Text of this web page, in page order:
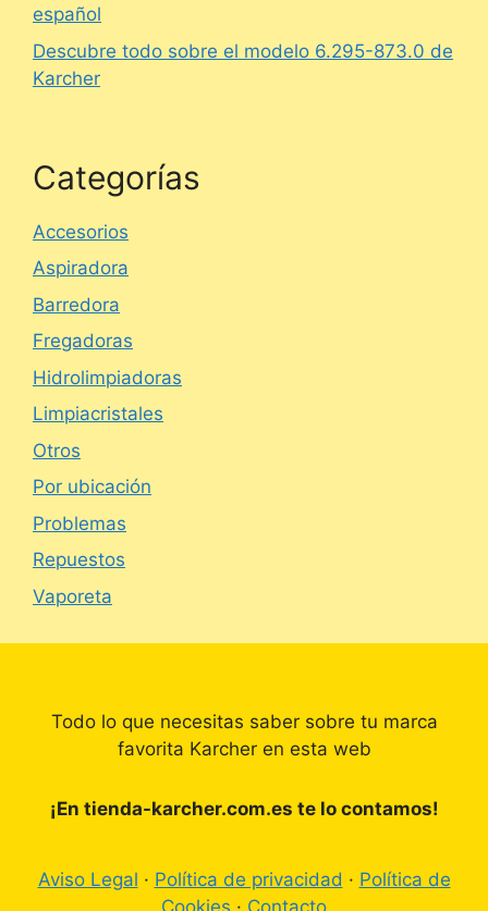
español
Descubre todo sobre el modelo 6.295-873.0 de
Karcher
Categorías
Accesorios
Aspiradora
Barredora
Fregadoras
Hidrolimpiadoras
Limpiacristales
Otros
Por ubicación
Problemas
Repuestos
Vaporeta
Todo lo que necesitas saber sobre tu marca
favorita Karcher en esta web
¡En tienda-karcher.com.es te lo contamos!
Aviso Legal · Política de privacidad · Política de
Cookies · Contacto